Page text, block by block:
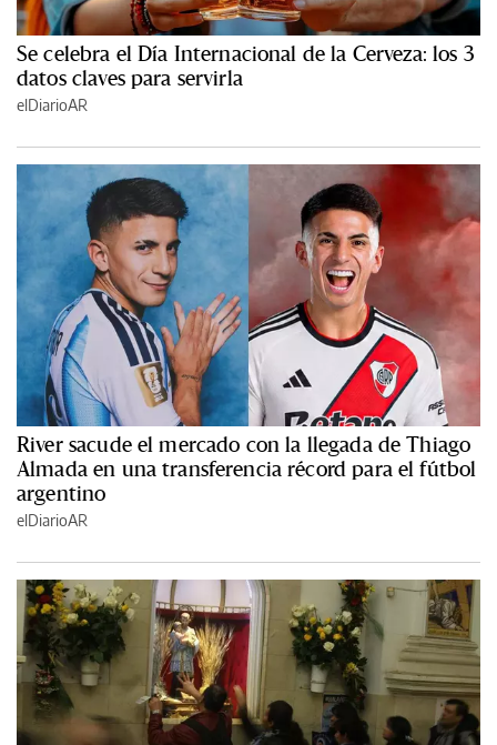
Se celebra el Día Internacional de la Cerveza: los 3
datos claves para servirla
elDiarioAR
River sacude el mercado con la llegada de Thiago
Almada en una transferencia récord para el fútbol
argentino
elDiarioAR